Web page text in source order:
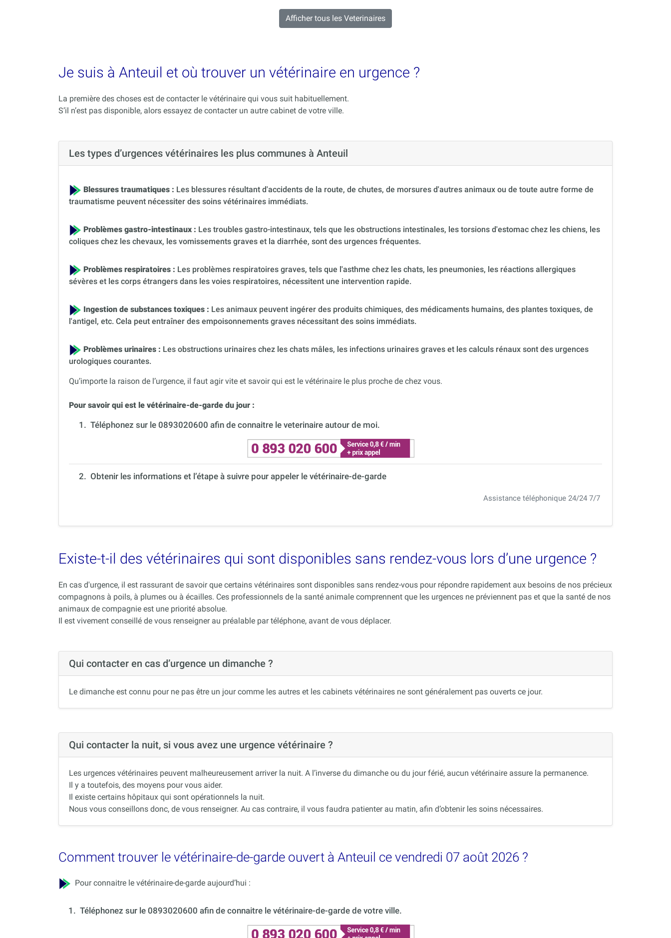
Afficher tous les Veterinaires
Je suis à Anteuil et où trouver un vétérinaire en urgence ?
La première des choses est de contacter le vétérinaire qui vous suit habituellement.
S’il n’est pas disponible, alors essayez de contacter un autre cabinet de votre ville.
Les types d’urgences vétérinaires les plus communes à Anteuil
Blessures traumatiques : Les blessures résultant d'accidents de la route, de chutes, de morsures d'autres animaux ou de toute autre forme de
traumatisme peuvent nécessiter des soins vétérinaires immédiats.
Problèmes gastro-intestinaux : Les troubles gastro-intestinaux, tels que les obstructions intestinales, les torsions d'estomac chez les chiens, les
coliques chez les chevaux, les vomissements graves et la diarrhée, sont des urgences fréquentes.
Problèmes respiratoires : Les problèmes respiratoires graves, tels que l'asthme chez les chats, les pneumonies, les réactions allergiques
sévères et les corps étrangers dans les voies respiratoires, nécessitent une intervention rapide.
Ingestion de substances toxiques : Les animaux peuvent ingérer des produits chimiques, des médicaments humains, des plantes toxiques, de
l'antigel, etc. Cela peut entraîner des empoisonnements graves nécessitant des soins immédiats.
Problèmes urinaires : Les obstructions urinaires chez les chats mâles, les infections urinaires graves et les calculs rénaux sont des urgences
urologiques courantes.
Qu’importe la raison de l’urgence, il faut agir vite et savoir qui est le vétérinaire le plus proche de chez vous.
Pour savoir qui est le vétérinaire-de-garde du jour :
1. Téléphonez sur le 0893020600 afin de connaitre le veterinaire autour de moi.
2. Obtenir les informations et l’étape à suivre pour appeler le vétérinaire-de-garde
Assistance téléphonique 24/24 7/7
Existe-t-il des vétérinaires qui sont disponibles sans rendez-vous lors d’une urgence ?
En cas d'urgence, il est rassurant de savoir que certains vétérinaires sont disponibles sans rendez-vous pour répondre rapidement aux besoins de nos précieux
compagnons à poils, à plumes ou à écailles. Ces professionnels de la santé animale comprennent que les urgences ne préviennent pas et que la santé de nos
animaux de compagnie est une priorité absolue.
Il est vivement conseillé de vous renseigner au préalable par téléphone, avant de vous déplacer.
Qui contacter en cas d’urgence un dimanche ?
Le dimanche est connu pour ne pas être un jour comme les autres et les cabinets vétérinaires ne sont généralement pas ouverts ce jour.
Qui contacter la nuit, si vous avez une urgence vétérinaire ?
Les urgences vétérinaires peuvent malheureusement arriver la nuit. A l’inverse du dimanche ou du jour férié, aucun vétérinaire assure la permanence.
Il y a toutefois, des moyens pour vous aider.
Il existe certains hôpitaux qui sont opérationnels la nuit.
Nous vous conseillons donc, de vous renseigner. Au cas contraire, il vous faudra patienter au matin, afin d’obtenir les soins nécessaires.
Comment trouver le vétérinaire-de-garde ouvert à Anteuil ce vendredi 07 août 2026 ?
Pour connaitre le vétérinaire-de-garde aujourd’hui :
1. Téléphonez sur le 0893020600 afin de connaitre le vétérinaire-de-garde de votre ville.